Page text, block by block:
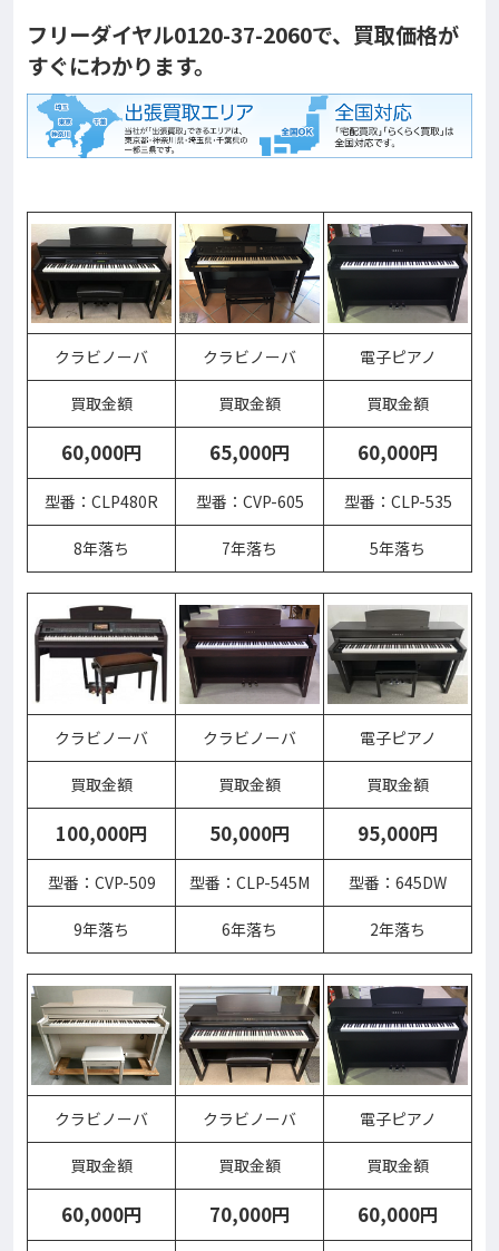
フリーダイヤル0120-37-2060で、買取価格が
すぐにわかります。
クラビノーバ クラビノーバ 電子ピアノ
買取金額 買取金額 買取金額
60,000円 65,000円 60,000円
型番：CLP480R 型番：CVP-605 型番：CLP-535
8年落ち 7年落ち 5年落ち
クラビノーバ クラビノーバ 電子ピアノ
買取金額 買取金額 買取金額
100,000円 50,000円 95,000円
型番：CVP-509 型番：CLP-545M 型番：645DW
9年落ち 6年落ち 2年落ち
クラビノーバ クラビノーバ 電子ピアノ
買取金額 買取金額 買取金額
60,000円 70,000円 60,000円